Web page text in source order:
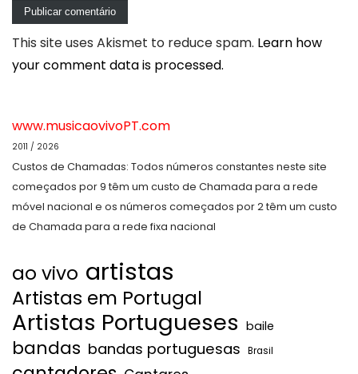
This site uses Akismet to reduce spam. Learn how
your comment data is processed.
www.musicaovivoPT.com
2011 / 2026
Custos de Chamadas: Todos números constantes neste site
começados por 9 têm um custo de Chamada para a rede
móvel nacional e os números começados por 2 têm um custo
de Chamada para a rede fixa nacional
ao vivo artistas
Artistas em Portugal
Artistas Portugueses baile
bandas bandas portuguesas Brasil